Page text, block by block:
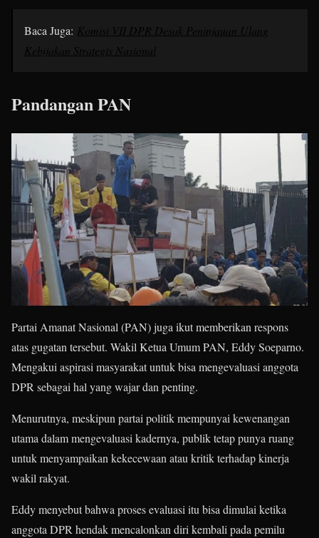
Baca Juga: Komisi VII DPR Desak Peninjauan Ulang
Kebijakan Strategis Nasional
Pandangan PAN
Partai Amanat Nasional (PAN) juga ikut memberikan respons
atas gugatan tersebut. Wakil Ketua Umum PAN, Eddy Soeparno.
Mengakui aspirasi masyarakat untuk bisa mengevaluasi anggota
DPR sebagai hal yang wajar dan penting.
Menurutnya, meskipun partai politik mempunyai kewenangan
utama dalam mengevaluasi kadernya, publik tetap punya ruang
untuk menyampaikan kekecewaan atau kritik terhadap kinerja
wakil rakyat.
Eddy menyebut bahwa proses evaluasi itu bisa dimulai ketika
anggota DPR hendak mencalonkan diri kembali pada pemilu